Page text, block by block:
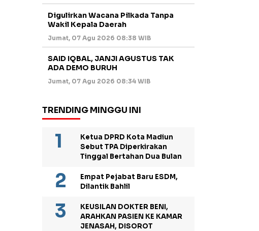
Digulirkan Wacana Pilkada Tanpa
Wakil Kepala Daerah
Jumat, 07 Agu 2026 08:38 WIB
SAID IQBAL, JANJI AGUSTUS TAK
ADA DEMO BURUH
Jumat, 07 Agu 2026 08:34 WIB
TRENDING MINGGU INI
Ketua DPRD Kota Madiun
Sebut TPA Diperkirakan
Tinggal Bertahan Dua Bulan
Empat Pejabat Baru ESDM,
Dilantik Bahlil
KEUSILAN DOKTER BENI,
ARAHKAN PASIEN KE KAMAR
JENASAH, DISOROT